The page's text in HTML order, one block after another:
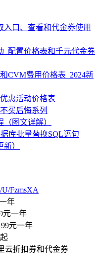
入口、查看和代金券使用
_配置价格表和千元代金券
CVM费用价格表_2024新
惠活动价格表
买后悔系列
图文详解）
库批量替换SQL语句
）
U/FzmsXA
年
元一年
元一年
云折扣券和代金券